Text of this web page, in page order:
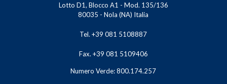
Lotto D1, Blocco A1 - Mod. 135/136
80035 - Nola (NA) Italia
Tel. +39 081 5108887
Fax. +39 081 5109406
Numero Verde: 800.174.257